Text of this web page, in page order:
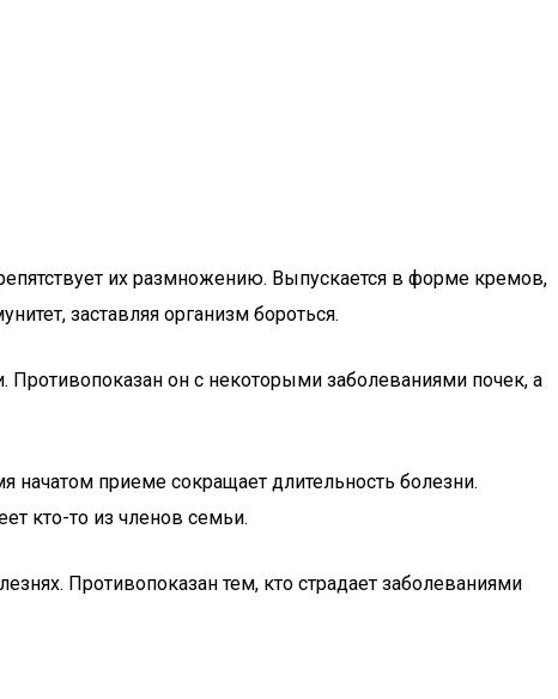
их размножению. Выпускается в форме кремов,
заставляя организм бороться.
он с некоторыми заболеваниями почек, а
начатом приеме сокращает длительность болезни.
кто-то из членов семьи.
Противопоказан тем, кто страдает заболеваниями